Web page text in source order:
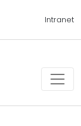
Intranet